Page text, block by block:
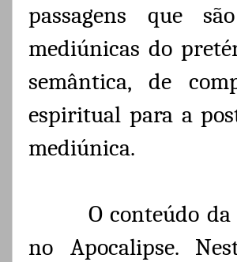
passagens que
mediúnicas do
semântica, de
espiritual para a
mediúnica.
O conteúdo
no Apocalipse.